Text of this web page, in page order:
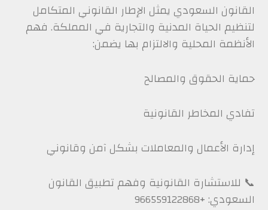
القانون السعودي يمثل الإطار القانوني المتكامل
لتنظيم الحياة المدنية والتجارية في المملكة. فهم
الأنظمة المحلية والالتزام بها يضمن:
حماية الحقوق والمصالح
تفادي المخاطر القانونية
إدارة الأعمال والمعاملات بشكل آمن وقانوني
📞 للاستشارة القانونية وفهم تطبيق القانون
السعودي: +966559122868